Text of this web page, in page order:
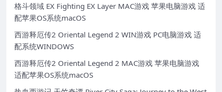
格斗领域 EX Fighting EX Layer MAC游戏 苹果电脑游戏 适
配苹果OS系统macOS
西游释厄传2 Oriental Legend 2 WIN游戏 PC电脑游戏 适
配系统WINDOWS
西游释厄传2 Oriental Legend 2 MAC游戏 苹果电脑游戏
适配苹果OS系统macOS